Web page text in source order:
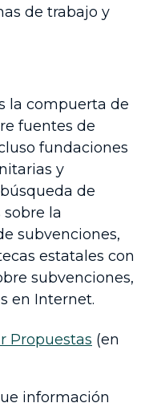
de trabajo y
la compuerta de
fuentes de
fundaciones
y
de
la
subvenciones,
estatales con
subvenciones,
en Internet.
Propuestas (en
información